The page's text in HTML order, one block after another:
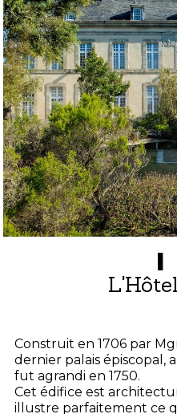
Construit en 1706 par
dernier palais épiscopal,
fut agrandi en 1750.
Cet édifice est
illustre parfaitement ce